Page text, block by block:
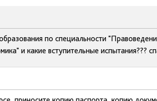
по специальности
и какие вступительные испытания???